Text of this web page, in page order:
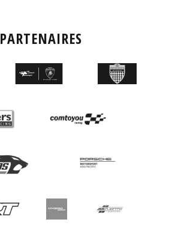
PARTENAIRES